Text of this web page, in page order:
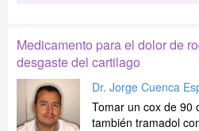
Medicamento para el dolor de
desgaste del cartilago
Dr. Jorge Cuenca
Tomar un cox de 90
también tramadol